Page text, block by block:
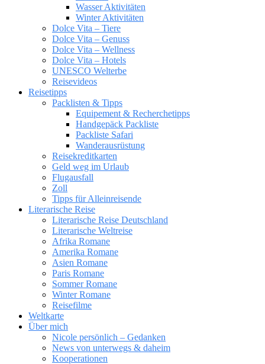
Wasser Aktivitäten
Winter Aktivitäten
Dolce Vita – Tiere
Dolce Vita – Genuss
Dolce Vita – Wellness
Dolce Vita – Hotels
UNESCO Welterbe
Reisevideos
Reisetipps
Packlisten & Tipps
Equipement & Recherchetipps
Handgepäck Packliste
Packliste Safari
Wanderausrüstung
Reisekreditkarten
Geld weg im Urlaub
Flugausfall
Zoll
Tipps für Alleinreisende
Literarische Reise
Literarische Reise Deutschland
Literarische Weltreise
Afrika Romane
Amerika Romane
Asien Romane
Paris Romane
Sommer Romane
Winter Romane
Reisefilme
Weltkarte
Über mich
Nicole persönlich – Gedanken
News von unterwegs & daheim
Kooperationen